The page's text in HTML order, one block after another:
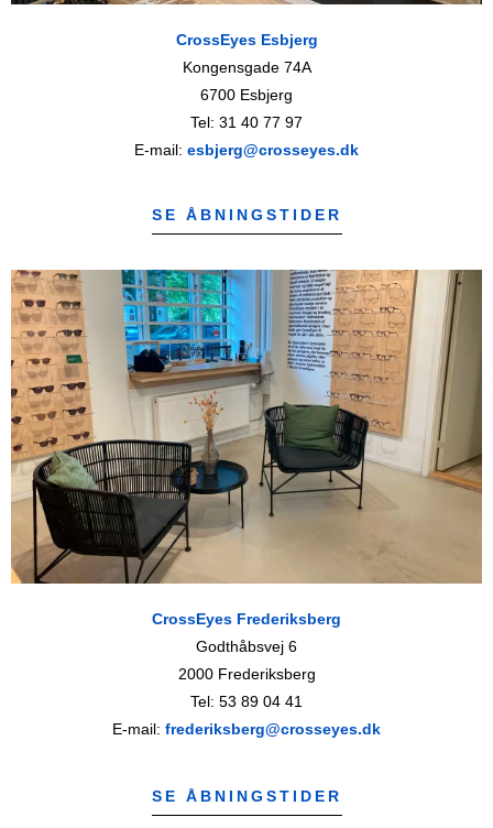
CrossEyes Esbjerg
Kongensgade 74A
6700 Esbjerg
Tel: 31 40 77 97
E-mail: esbjerg@crosseyes.dk
SE ÅBNINGSTIDER
CrossEyes Frederiksberg
Godthåbsvej 6
2000 Frederiksberg
Tel: 53 89 04 41
E-mail: frederiksberg@crosseyes.dk
SE ÅBNINGSTIDER